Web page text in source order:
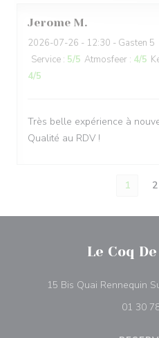
Jerome M
2026-07-26 - 12:30 - Gasten 5
Service : 5/5 Atmosfeer : 4/5
4/5
Très belle expérience à
Qualité au RDV !
1 2
Le Coq
15 Bis Quai Rennequin
01 30